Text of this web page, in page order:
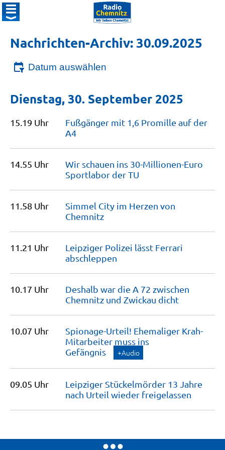
Nachrichten-Archiv: 30.09.2025
Datum auswählen
Dienstag, 30. September 2025
15.19 Uhr
Fußgänger mit 1,6 Promille auf der
A4
14.55 Uhr
Wir schauen ins 30-Millionen-Euro
Sportlabor derTU
11.58 Uhr
Simmel City im Herzen von
Chemnitz
11.21 Uhr
Leipziger Polizei lässt Ferrari
abschleppen
10.17 Uhr
Deshalb war die A 72 zwischen
Chemnitz und Zwickau dicht
10.07 Uhr
Spionage-Urteil! Ehemaliger Krah-
Mitarbeiter muss ins
Gefängnis
+Audio
09.05 Uhr
Leipziger Stückelmörder 13 Jahre
nach Urteil wieder freigelassen